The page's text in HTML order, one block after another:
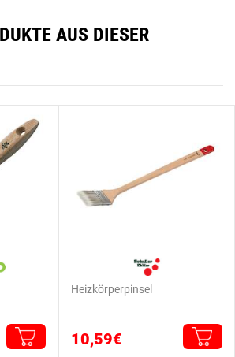
AUS DIESER
Heizkörperpinsel
10,59€